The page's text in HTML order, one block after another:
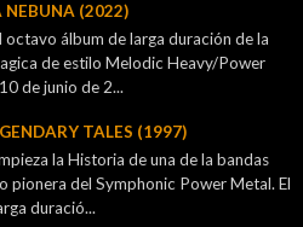
NEBUNA (2022)
octavo álbum de larga duración de la
de estilo Melodic Heavy/Power
de junio de 2...
TALES (1997)
la Historia de una de la bandas
pionera del Symphonic Power Metal. El
duració...